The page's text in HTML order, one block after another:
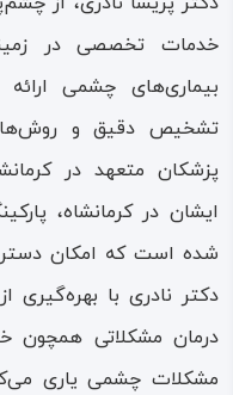
خدمات تخصصی در
بیماری‌های چشمی
تشخیص دقیق و روش‌های
پزشکان متعهد در
ایشان در کرمانشاه،
شده است که امکان
دکتر نادری با بهره‌گیری
درمان مشکلاتی همچون
مشکلات چشمی یاری